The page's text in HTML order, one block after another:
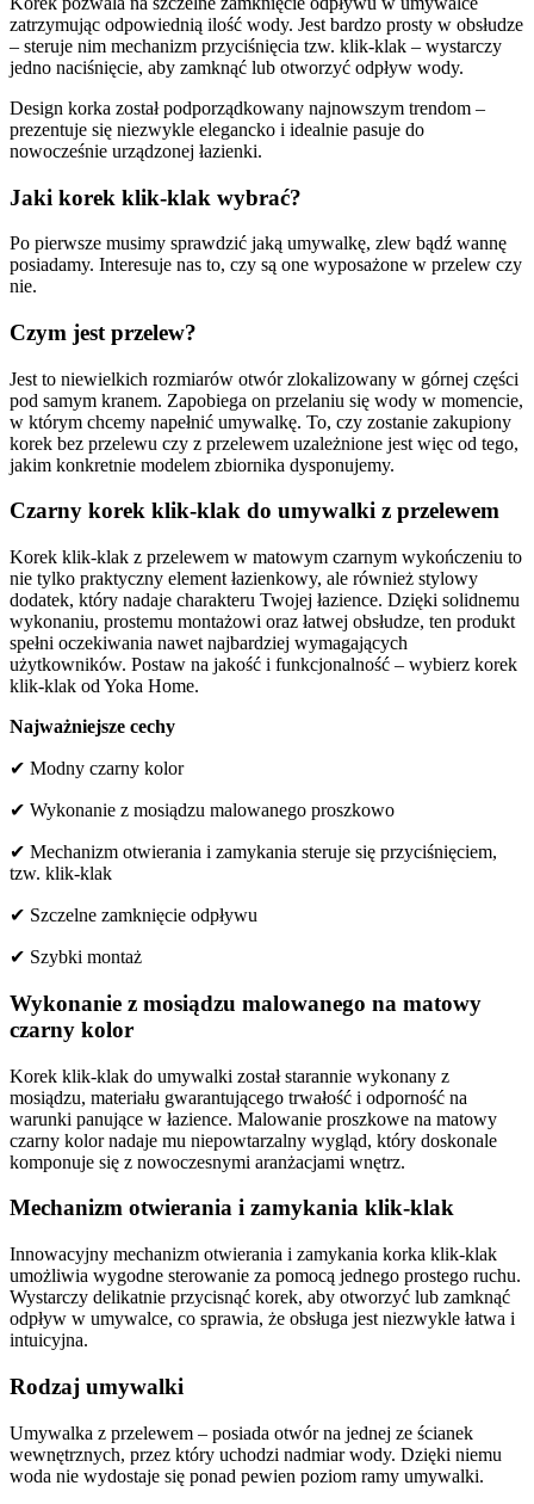
zatrzymując odpowiednią ilość wody. Jest bardzo prosty w obsłudze
– steruje nim mechanizm przyciśnięcia tzw. klik-klak – wystarczy
jedno naciśnięcie, aby zamknąć lub otworzyć odpływ wody.
Design korka został podporządkowany najnowszym trendom –
prezentuje się niezwykle elegancko i idealnie pasuje do
nowocześnie urządzonej łazienki.
Jaki korek klik-klak wybrać?
Po pierwsze musimy sprawdzić jaką umywalkę, zlew bądź wannę
posiadamy. Interesuje nas to, czy są one wyposażone w przelew czy
nie.
Czym jest przelew?
Jest to niewielkich rozmiarów otwór zlokalizowany w górnej części
pod samym kranem. Zapobiega on przelaniu się wody w momencie,
w którym chcemy napełnić umywalkę. To, czy zostanie zakupiony
korek bez przelewu czy z przelewem uzależnione jest więc od tego,
jakim konkretnie modelem zbiornika dysponujemy.
Czarny korek klik-klak do umywalki z przelewem
Korek klik-klak z przelewem w matowym czarnym wykończeniu to
nie tylko praktyczny element łazienkowy, ale również stylowy
dodatek, który nadaje charakteru Twojej łazience. Dzięki solidnemu
wykonaniu, prostemu montażowi oraz łatwej obsłudze, ten produkt
spełni oczekiwania nawet najbardziej wymagających
użytkowników. Postaw na jakość i funkcjonalność – wybierz korek
klik-klak od Yoka Home.
Najważniejsze cechy
✔ Modny czarny kolor
✔ Wykonanie z mosiądzu malowanego proszkowo
✔ Mechanizm otwierania i zamykania steruje się przyciśnięciem,
tzw. klik-klak
✔ Szczelne zamknięcie odpływu
✔ Szybki montaż
Wykonanie z mosiądzu malowanego na matowy
czarny kolor
Korek klik-klak do umywalki został starannie wykonany z
mosiądzu, materiału gwarantującego trwałość i odporność na
warunki panujące w łazience. Malowanie proszkowe na matowy
czarny kolor nadaje mu niepowtarzalny wygląd, który doskonale
komponuje się z nowoczesnymi aranżacjami wnętrz.
Mechanizm otwierania i zamykania klik-klak
Innowacyjny mechanizm otwierania i zamykania korka klik-klak
umożliwia wygodne sterowanie za pomocą jednego prostego ruchu.
Wystarczy delikatnie przycisnąć korek, aby otworzyć lub zamknąć
odpływ w umywalce, co sprawia, że obsługa jest niezwykle łatwa i
intuicyjna.
Rodzaj umywalki
Umywalka z przelewem – posiada otwór na jednej ze ścianek
wewnętrznych, przez który uchodzi nadmiar wody. Dzięki niemu
woda nie wydostaje się ponad pewien poziom ramy umywalki.